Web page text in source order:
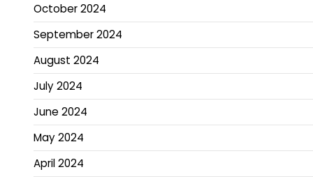
October 2024
September 2024
August 2024
July 2024
June 2024
May 2024
April 2024